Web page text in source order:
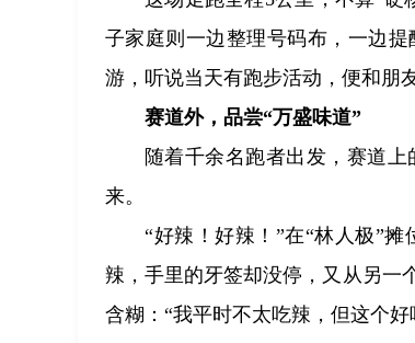
子家庭则一边整理号码布，一边
游，听说当天有跑步活动，便和朋
赛道外，品尝“万盛味道”
随着千余名跑者出发，赛道
来。
“好辣！好辣！”在“林人极”
辣，手里的牙签却没停，又从另一
含糊：“我平时不太吃辣，但这个